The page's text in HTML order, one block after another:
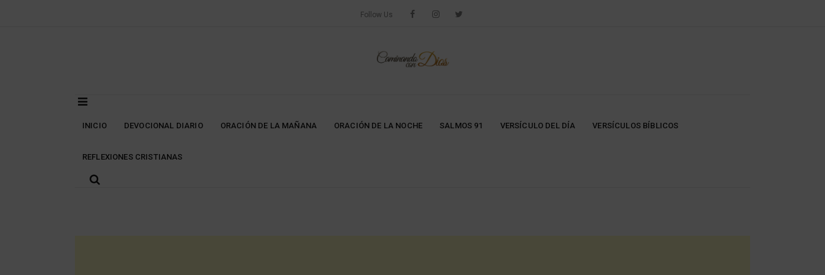
Follow Us
INICIO DEVOCIONAL DIARIO ORACIÓN DE LA MAÑANA ORACIÓN DE LA NOCHE SALMOS 91 VERSÍCULO DEL DÍA VERSÍCULOS BÍBLICOS
REFLEXIONES CRISTIANAS